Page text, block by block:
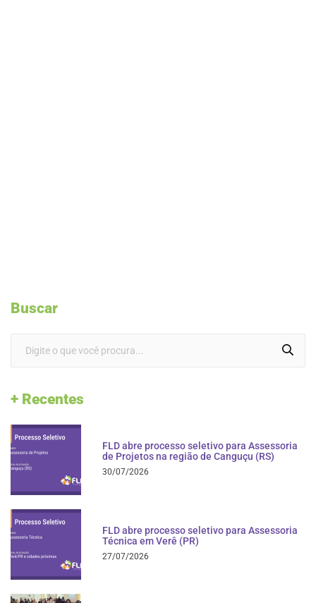
Buscar
+ Recentes
FLD abre processo seletivo para Assessoria
de Projetos na região de Canguçu (RS)
30/07/2026
FLD abre processo seletivo para Assessoria
Técnica em Verê (PR)
27/07/2026